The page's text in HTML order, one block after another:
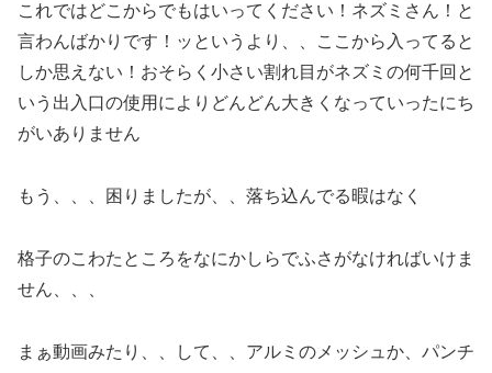
これではどこからでもはいってください！ネズミさん！と
言わんばかりです！ッというより、、ここから入ってると
しか思えない！おそらく小さい割れ目がネズミの何千回と
いう出入口の使用によりどんどん大きくなっていったにち
がいありません
もう、、、困りましたが、、落ち込んでる暇はなく
格子のこわたところをなにかしらでふさがなければいけま
せん、、、
まぁ動画みたり、、して、、アルミのメッシュか、パンチ